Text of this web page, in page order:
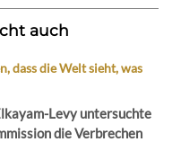
auch
dass die Welt sieht, was
Levy untersuchte
die Verbrechen